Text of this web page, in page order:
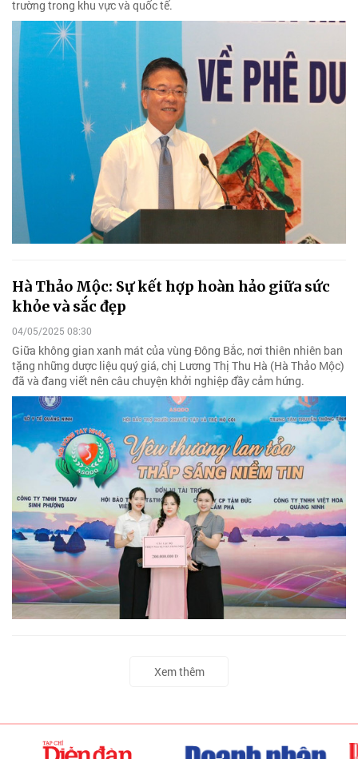
trường trong khu vực và quốc tế.
Hà Thảo Mộc: Sự kết hợp hoàn hảo giữa sức
khỏe và sắc đẹp
04/05/2025 08:30
Giữa không gian xanh mát của vùng Đông Bắc, nơi thiên nhiên ban
tặng những dược liệu quý giá, chị Lương Thị Thu Hà (Hà Thảo Mộc)
đã và đang viết nên câu chuyện khởi nghiệp đầy cảm hứng.
Xem thêm